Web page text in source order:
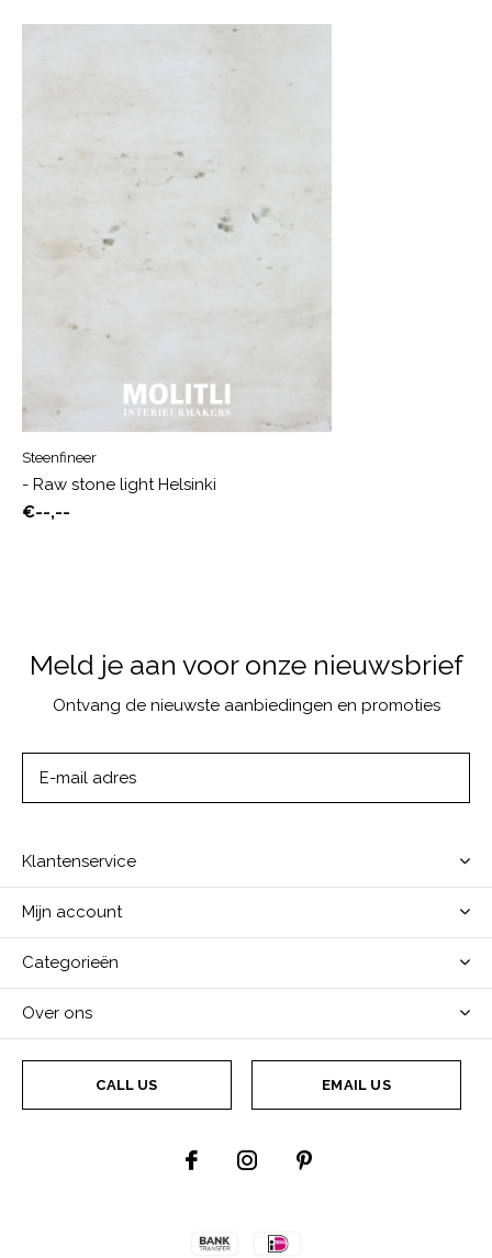
Steenfineer
- Raw stone light Helsinki
€--,--
Meld je aan voor onze nieuwsbrief
Ontvang de nieuwste aanbiedingen en promoties
Klantenservice
Mijn account
Categorieën
Over ons
CALL US EMAIL US